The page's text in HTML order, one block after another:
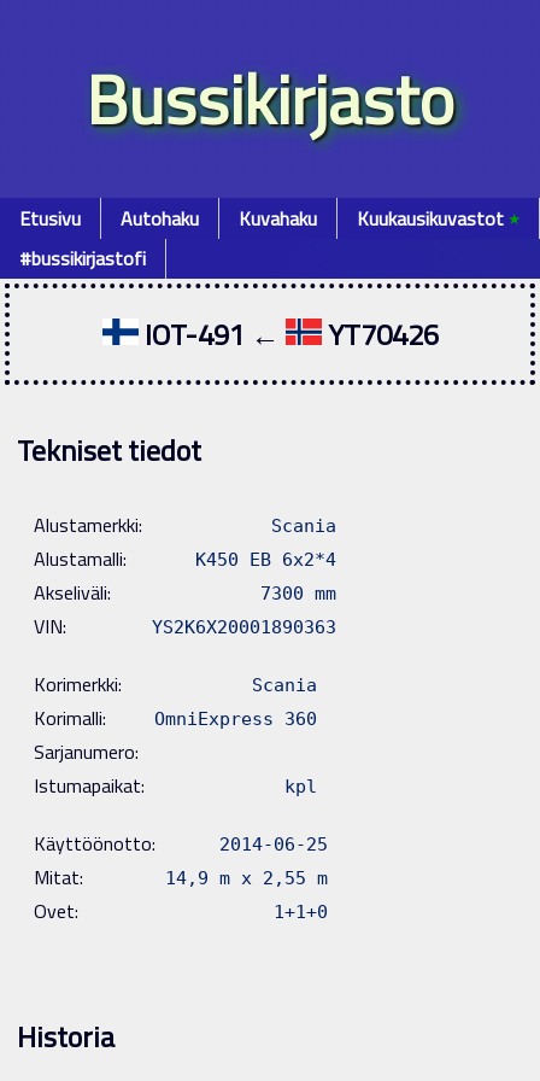
Bussikirjasto
Etusivu Autohaku Kuvahaku Kuukausikuvastot٭
#bussikirjastofi
IOT-491 ← YT70426
Tekniset tiedot
Alustamerkki: Scania
Alustamalli: K450 EB 6x2*4
Akseliväli: 7300 mm
VIN: YS2K6X20001890363
Korimerkki: Scania
Korimalli: OmniExpress 360
Sarjanumero:
Istumapaikat:
kpl
Käyttöönotto: 2014-06-25
Mitat: 14,9 m x 2,55 m
Ovet: 1+1+0
Historia